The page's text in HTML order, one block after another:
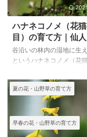
に種を播きましたが、２
５年にはたくさんの苗か
が咲きましたが、白花種
っていました。 同じ種袋
芽生えたものが、シロバ
たくさん芽生えたので、
思いました。その後シロ
ネムロコザクラという種を
いて播いたものは白花だ
した。 八方尾 ...
ハナネコノメ（花
目）の育て方｜仙
岳のハナネコノメ
谷沿いの林内の湿地に生
というハナネコノメ（花
のように細い井戸水を流
いる場所に、群生している
を見て一目で大好きになっ
花です。 沢山あった花を
分けてもらい、水盤に溶岩
入れて植えましたが、叔父
夏の花・山野草の育て方
早春の花・山野草の育て方